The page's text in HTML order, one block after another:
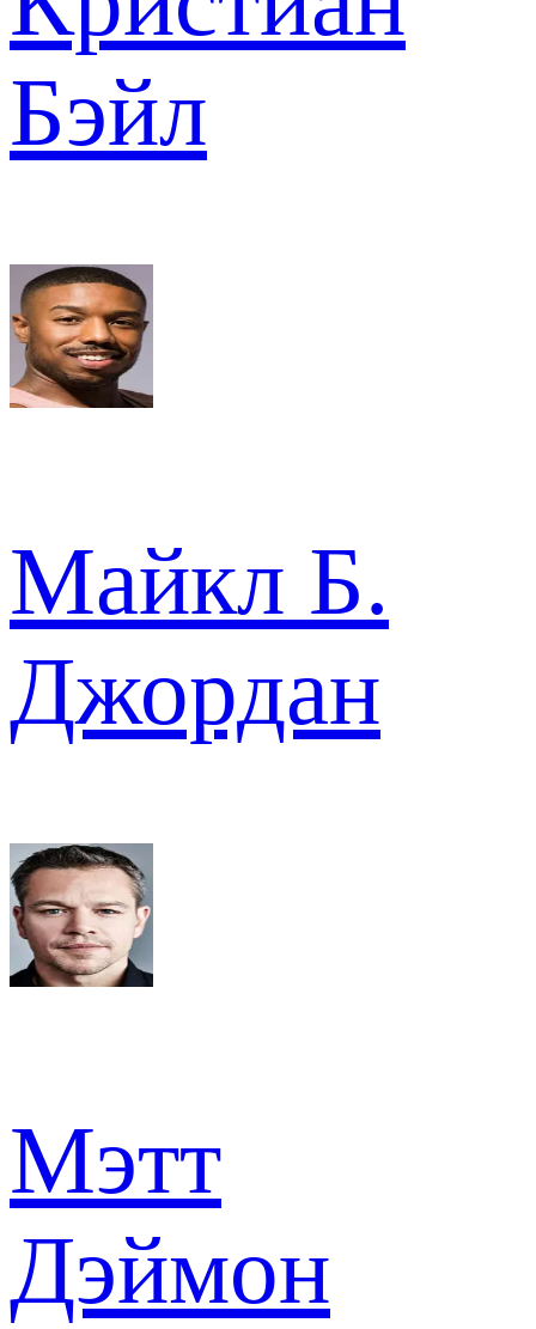
Бэйл
Майкл Б.
Джордан
Мэтт
Дэймон